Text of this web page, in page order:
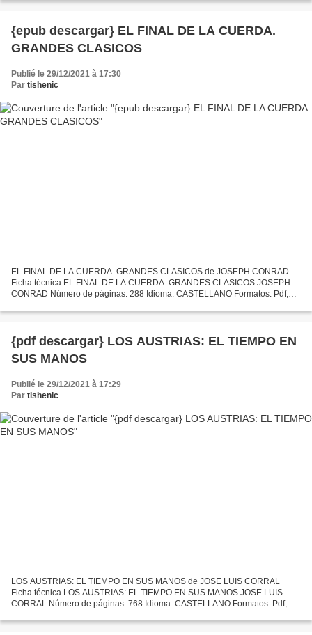
EDITORIAL...
{epub descargar} EL FINAL DE LA CUERDA.
GRANDES CLASICOS
Publié le 29/12/2021 à 17:30
Par tishenic
EL FINAL DE LA CUERDA. GRANDES CLASICOS de JOSEPH CONRAD
Ficha técnica EL FINAL DE LA CUERDA. GRANDES CLASICOS JOSEPH
CONRAD Número de páginas: 288 Idioma: CASTELLANO Formatos: Pdf,
edición:...
{pdf descargar} LOS AUSTRIAS: EL TIEMPO EN
SUS MANOS
Publié le 29/12/2021 à 17:29
Par tishenic
LOS AUSTRIAS: EL TIEMPO EN SUS MANOS de JOSE LUIS CORRAL
Ficha técnica LOS AUSTRIAS: EL TIEMPO EN SUS MANOS JOSE LUIS
CORRAL Número de páginas: 768 Idioma: CASTELLANO Formatos: Pdf,
edición:...